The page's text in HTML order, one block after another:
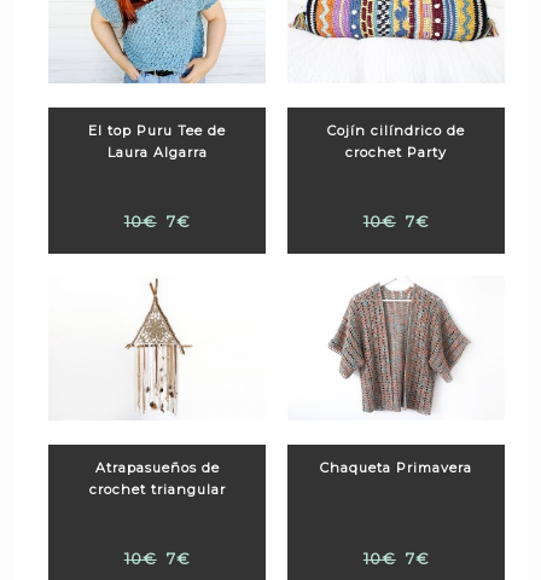
El top Puru Tee de
Laura Algarra
10€ 7€
Cojín cilíndrico de
crochet Party
10€ 7€
Atrapasueños de
crochet triangular
10€ 7€
Chaqueta Primavera
10€ 7€